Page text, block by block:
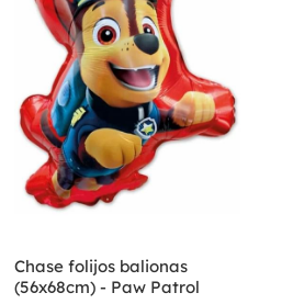
Chase folijos balionas
(56x68cm) - Paw Patrol